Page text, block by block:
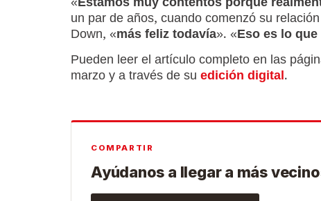
un par de años, cuando comenzó su
Down, «más feliz todavía». «Eso es lo
Pueden leer el artículo completo en las
marzo y a través de su edición digital.
COMPARTIR
Ayúdanos a llegar a más